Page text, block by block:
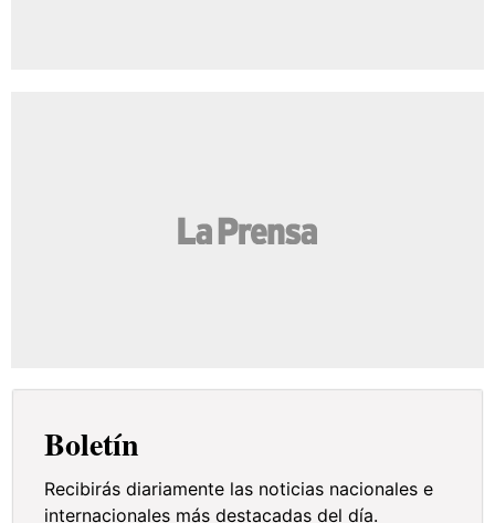
Boletín
Recibirás diariamente las noticias nacionales e
internacionales más destacadas del día.